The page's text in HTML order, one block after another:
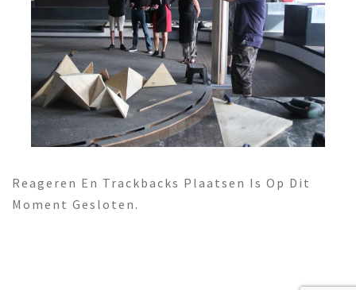
Reageren En Trackbacks Plaatsen Is Op Dit
Moment Gesloten.